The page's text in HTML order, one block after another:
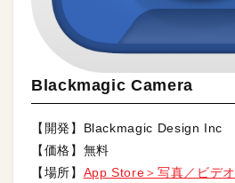
Blackmagic Camera
【開発】Blackmagic Design Inc
【価格】無料
【場所】 App Store＞写真／ビデオ